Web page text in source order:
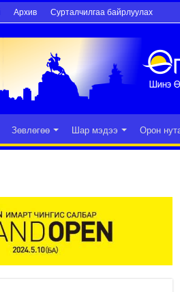
Архив Сурталчилгаа байрлуулах
Зөвлөгөө Шар мэдээ Орон